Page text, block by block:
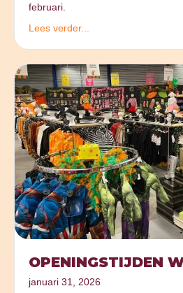
februari.
Lees verder...
OPENINGSTIJDEN
januari 31, 2026